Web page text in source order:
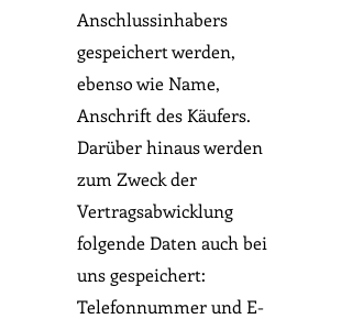
Anschlussinhabers
gespeichert werden,
ebenso wie Name,
Anschrift des Käufers.
Darüber hinaus werden
zum Zweck der
Vertragsabwicklung
folgende Daten auch bei
uns gespeichert:
Telefonnummer und E-